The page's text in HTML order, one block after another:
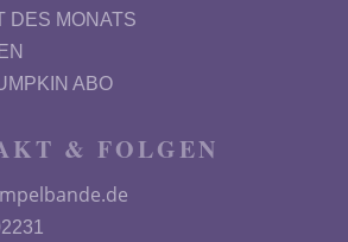
DES MONATS
ABO
& FOLGEN